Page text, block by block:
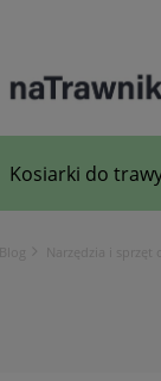
Kosiarki do
Narzędzia i